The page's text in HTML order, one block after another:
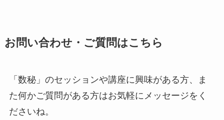
お問い合わせ・ご質問はこちら
「数秘」のセッションや講座に興味がある方、ま
た何かご質問がある方はお気軽にメッセージをく
ださいね。